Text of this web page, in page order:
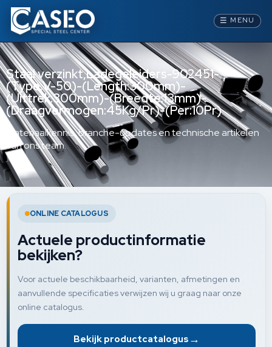
☰ MENU
Staal verzinkt,Ladegeleiders-902451-
(Type:V-50)-(Length:300mm)-
(Uittrek:300mm)-(Breedte:13mm)-
(Draagvermogen:45Kg/Pr)-(Per:10Pr)
Materiaalkennis, branche-updates en technische artikelen
van ons team.
ONLINE CATALOGUS
Actuele productinformatie
bekijken?
Voor actuele beschikbaarheid, varianten, afmetingen en
aanvullende specificaties verwijzen wij u graag naar onze
online catalogus.
Bekijk productcatalogus →